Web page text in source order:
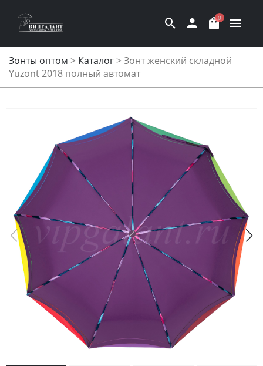
0
Зонты оптом > Каталог>Зонт женский складной
Yuzont 2018 полный автомат